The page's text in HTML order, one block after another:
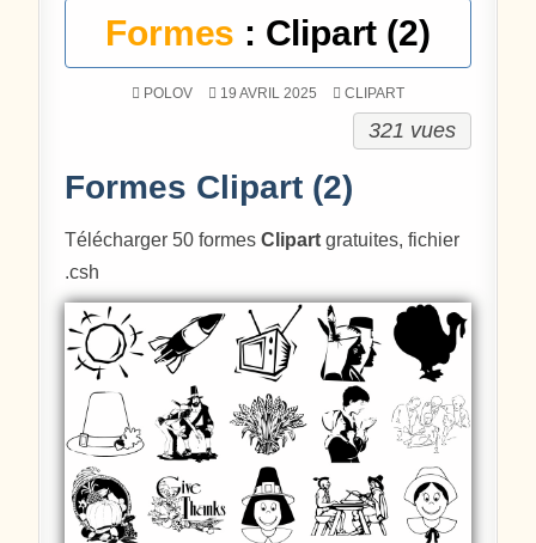
Formes : Clipart (2)
POLOV 19 AVRIL 2025 POSTÉ DANS
CLIPART
321 vues
Formes Clipart (2)
Télécharger 50 formesClipart gratuites, fichier
.csh